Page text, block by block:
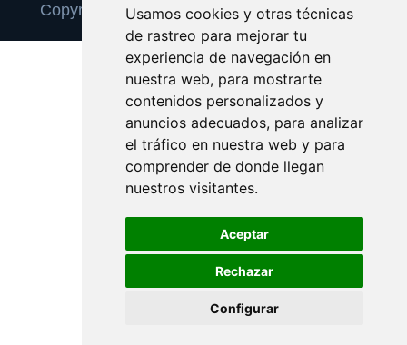
Usamos cookies y otras técnicas
de rastreo para mejorar tu
experiencia de navegación en
nuestra web, para mostrarte
contenidos personalizados y
anuncios adecuados, para analizar
el tráfico en nuestra web y para
comprender de donde llegan
nuestros visitantes.
Aceptar
Rechazar
Configurar
Copyright © 2026 camisetasconpublicidad.es